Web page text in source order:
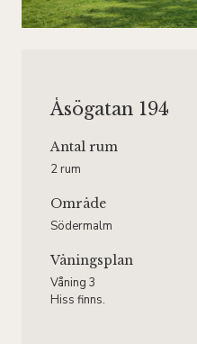
Åsögatan 194
Antal rum
2 rum
Område
Södermalm
Våningsplan
Våning 3
Hiss finns.